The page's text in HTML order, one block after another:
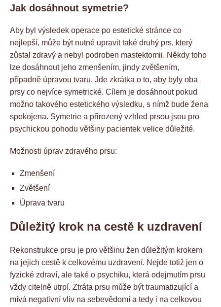
Jak dosáhnout symetrie?
Aby byl výsledek operace po estetické stránce co
nejlepší, může být nutné upravit také druhý prs, který
zůstal zdravý a nebyl podroben mastektomii. Někdy toho
lze dosáhnout jeho zmenšením, jindy zvětšením,
případně úpravou tvaru. Jde zkrátka o to, aby byly oba
prsy co nejvíce symetrické. Cílem je dosáhnout pokud
možno takového estetického výsledku, s nímž bude žena
spokojena. Symetrie a přirozený vzhled prsou jsou pro
psychickou pohodu většiny pacientek velice důležité.
Možnosti úprav zdravého prsu:
Zmenšení
Zvětšení
Úprava tvaru
Důležitý krok na cestě k uzdravení
Rekonstrukce prsu je pro většinu žen důležitým krokem
na jejich cestě k celkovému uzdravení. Nejde totiž jen o
fyzické zdraví, ale také o psychiku, která odejmutím prsu
vždy citelně utrpí. Ztráta prsu může být traumatizující a
mívá negativní vliv na sebevědomí a tedy i na celkovou